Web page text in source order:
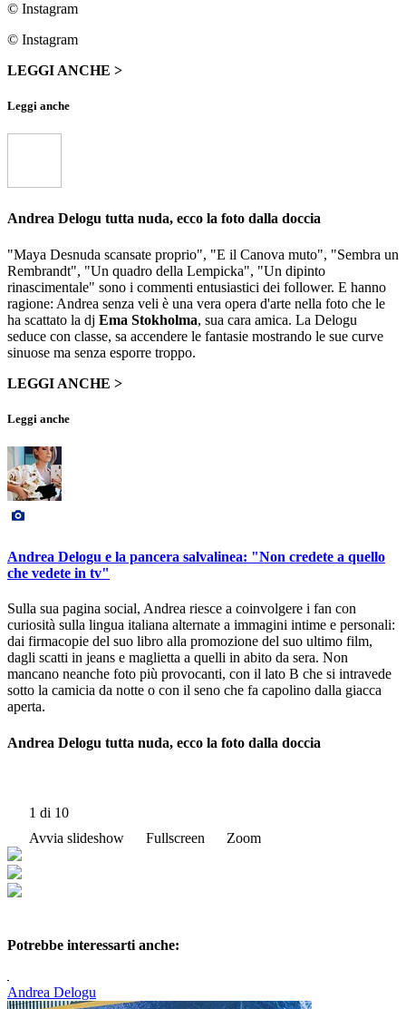
© Instagram
© Instagram
LEGGI ANCHE >
Leggi anche
Andrea Delogu tutta nuda, ecco la foto dalla doccia
"Maya Desnuda scansate proprio", "E il Canova muto", "Sembra un
Rembrandt", "Un quadro della Lempicka", "Un dipinto
rinascimentale" sono i commenti entusiastici dei follower. E hanno
ragione: Andrea senza veli è una vera opera d'arte nella foto che le
ha scattato la dj Ema Stokholma, sua cara amica. La Delogu
seduce con classe, sa accendere le fantasie mostrando le sue curve
sinuose ma senza esporre troppo.
LEGGI ANCHE >
Leggi anche
Andrea Delogu e la pancera salvalinea: "Non credete a quello
che vedete in tv"
Sulla sua pagina social, Andrea riesce a coinvolgere i fan con
curiosità sulla lingua italiana alternate a immagini intime e personali:
dai firmacopie del suo libro alla promozione del suo ultimo film,
dagli scatti in jeans e maglietta a quelli in abito da sera. Non
mancano neanche foto più provocanti, con il lato B che si intravede
sotto la camicia da notte o con il seno che fa capolino dalla giacca
aperta.
Andrea Delogu tutta nuda, ecco la foto dalla doccia
1 di 10
Avvia slideshow
Fullscreen Zoom
Potrebbe interessarti anche:
Andrea Delogu